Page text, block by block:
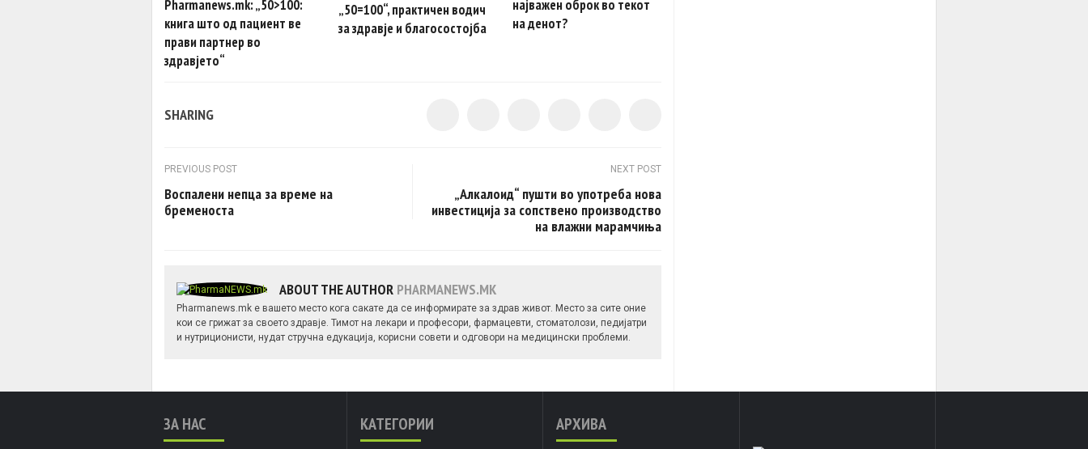
Pharmanews.mk: „50>100:
книга што од пациент ве
прави партнер во
здравјето“
„50=100“, практичен водич
за здравје и благосостојба
најважен оброк во текот
на денот?
SHARING
Post navigation
PREVIOUS POST
Воспалени непца за време на
бременоста
NEXT POST
„Алкалоид“ пушти во употреба нова
инвестиција за сопствено производство
на влажни марамчиња
ABOUT THE AUTHOR PHARMANEWS.MK
Pharmanews.mk е вашето место кога сакате да се информирате за здрав живот. Место за сите оние
кои се грижат за своето здравје. Тимот на лекари и професори, фармацевти, стоматолози, педијатри
и нутриционисти, нудат стручна едукација, корисни совети и одговори на медицински проблеми.
ЗА НАС КАТЕГОРИИ АРХИВА